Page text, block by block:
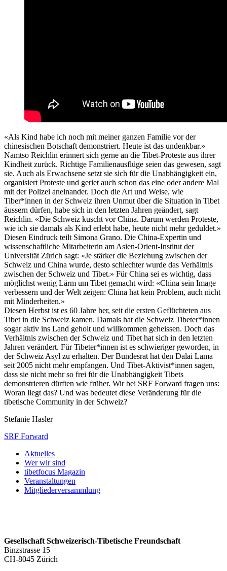
«Als Kind habe ich noch mit meiner ganzen Familie vor der
chinesischen Botschaft demonstriert. Heute ist das undenkbar.»
Namtso Reichlin erinnert sich gerne an die Tibet-Proteste aus ihrer
Kindheit zurück. Richtige Familienausflüge seien das gewesen, sagt
sie. Auch als Erwachsene setzt sie sich für die Unabhängigkeit ein,
organisiert Proteste und geriet auch schon das eine oder andere Mal
mit der Polizei aneinander. Doch die Art und Weise, wie
Tiber*innen in der Schweiz ihren Unmut über die Situation in Tibet
äussern dürfen, habe sich in den letzten Jahren geändert, sagt
Reichlin. «Die Schweiz kuscht vor China. Darum werden Proteste,
wie ich sie damals als Kind erlebt habe, heute nicht mehr geduldet.»
Diesen Eindruck teilt Simona Grano. Die China-Expertin und
wissenschaftliche Mitarbeiterin am Asien-Orient-Institut der
Universität Zürich sagt: «Je stärker die Beziehung zwischen der
Schweiz und China wurde, desto schlechter wurde das Verhältnis
zwischen der Schweiz und Tibet.» Für China sei es wichtig, dass
möglichst wenig Lärm um Tibet gemacht wird: «China sein Image
verbessern und der Welt zeigen: China hat kein Problem, auch nicht
mit Minderheiten.»
Diesen Herbst ist es 60 Jahre her, seit die ersten Geflüchteten aus
Tibet in die Schweiz kamen. Damals hat die Schweiz Tibeter*innen
sogar aktiv ins Land geholt und willkommen geheissen. Doch das
Verhältnis zwischen der Schweiz und Tibet hat sich in den letzten
Jahren verändert. Für Tibeter*innen ist es schwieriger geworden, in
der Schweiz Asyl zu erhalten. Der Bundesrat hat den Dalai Lama
seit 2005 nicht mehr empfangen. Und Tibet-Aktivist*innen sagen,
dass sie nicht mehr so frei für die Unabhängigkeit Tibets
demonstrieren dürften wie früher. Wir bei SRF Forward fragen uns:
Woran liegt das? Und was bedeutet diese Veränderung für die
tibetische Community in der Schweiz?
Stefanie Hasler
SRF Forward
Aktuelles
Wer wir sind
tibetfocus Magazin
Veranstaltungen
Mitgliederversammlung
Gesellschaft Schweizerisch-Tibetische Freundschaft
Binzstrasse 15
CH-8045 Zürich